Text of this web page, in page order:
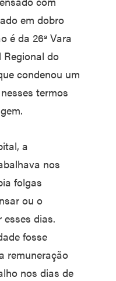
em dobro
é da 26ª Vara
Regional do
condenou um
termos
a
nos
folgas
ou o
dias.
fosse
remuneração
nos dias de